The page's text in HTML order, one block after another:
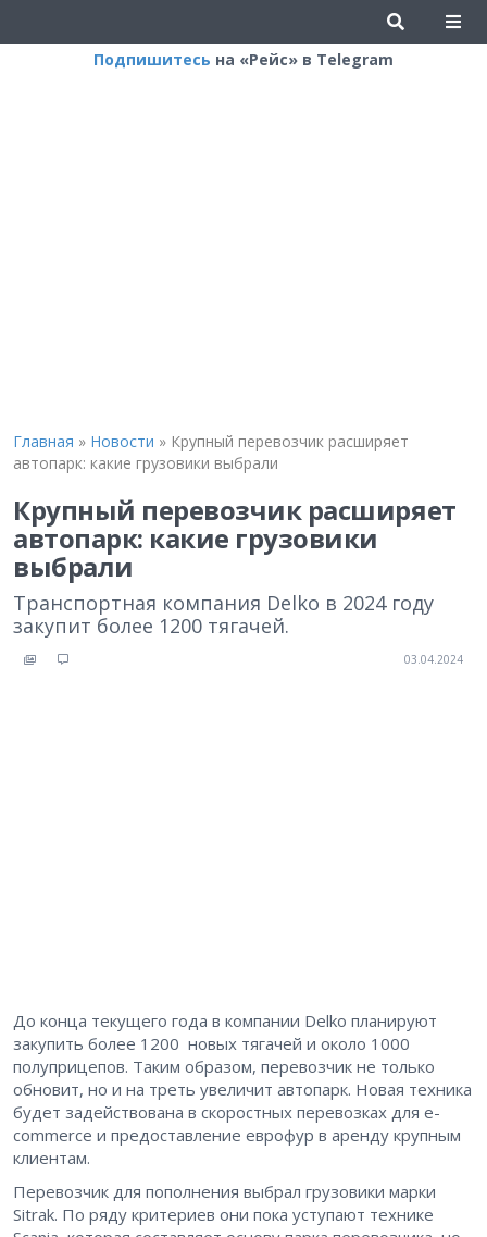
Подпишитесь на «Рейс» в Telegram
Главная » Новости » Крупный перевозчик расширяет
автопарк: какие грузовики выбрали
Крупный перевозчик расширяет
автопарк: какие грузовики
выбрали
Транспортная компания Delko в 2024 году
закупит более 1200 тягачей.
03.04.2024
До конца текущего года в компании Delko планируют
закупить более 1200 новых тягачей и около 1000
полуприцепов. Таким образом, перевозчик не только
обновит, но и на треть увеличит автопарк. Новая техника
будет задействована в скоростных перевозках для e-
commerce и предоставление еврофур в аренду крупным
клиентам.
Перевозчик для пополнения выбрал грузовики марки
Sitrak. По ряду критериев они пока уступают технике